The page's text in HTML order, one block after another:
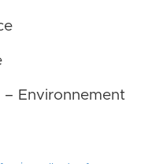
– Environnement